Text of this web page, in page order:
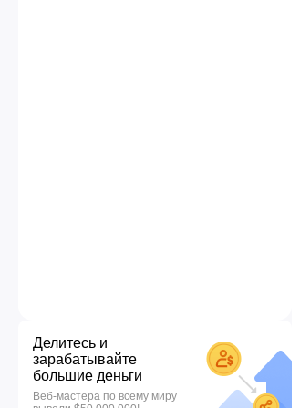
Делитесь и
зарабатывайте
большие деньги
Веб-мастера по всему миру